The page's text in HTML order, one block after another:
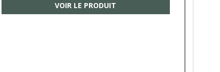
VOIR LE PRODUIT